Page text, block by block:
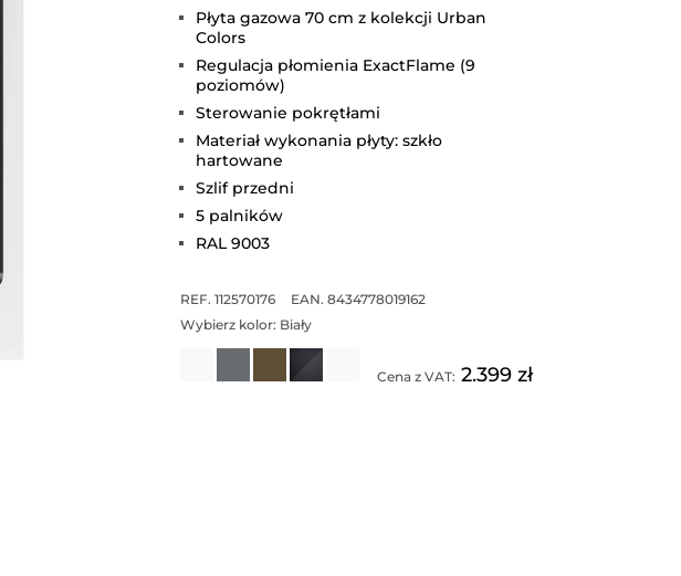
Płyta gazowa 70 cm z kolekcji Urban
Colors
Regulacja płomienia ExactFlame (9
poziomów)
Sterowanie pokrętłami
Materiał wykonania płyty: szkło
hartowane
Szlif przedni
5 palników
RAL 9003
REF. 112570176
EAN. 8434778019162
Wybierz kolor: Biały
Cena z VAT: 2.399 zł